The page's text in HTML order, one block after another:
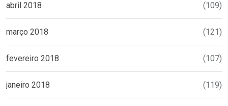
abril 2018 (109)
março 2018 (121)
fevereiro 2018 (107)
janeiro 2018 (119)